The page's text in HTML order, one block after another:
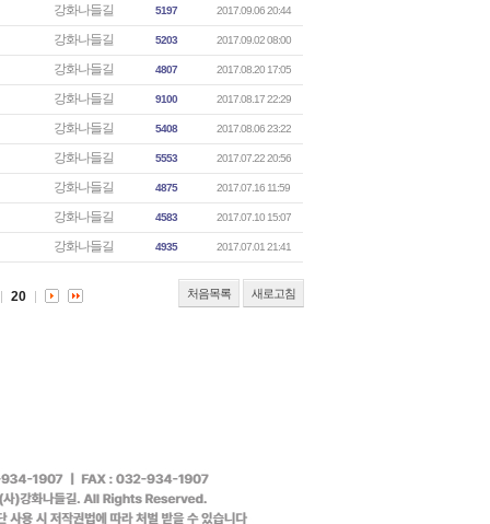
강화나들길 5197 2017.09.06 20:44
강화나들길 5203 2017.09.02 08:00
강화나들길 4807 2017.08.20 17:05
강화나들길 9100 2017.08.17 22:29
강화나들길 5408 2017.08.06 23:22
강화나들길 5553 2017.07.22 20:56
강화나들길 4875 2017.07.16 11:59
강화나들길 4583 2017.07.10 15:07
강화나들길 4935 2017.07.01 21:41
처음목록 새로고침
20